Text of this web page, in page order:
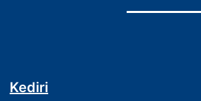
Kediri